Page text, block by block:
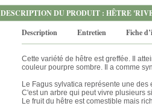
DESCRIPTION DU PRODUIT : HÊTRE
Description
Entretien Fiche
Cette variété de hêtre est greffée. Il
couleur pourpre sombre. Il a comme
Le Fagus sylvatica représente une
C'est un arbre qui peut vivre plusieurs
Le fruit du hêtre est comestible mais